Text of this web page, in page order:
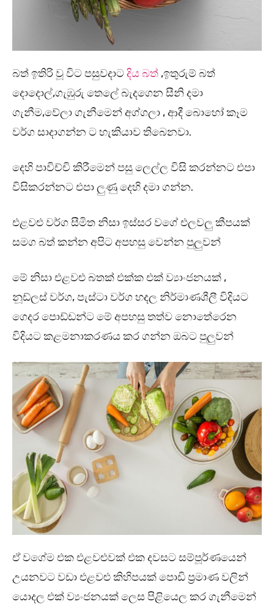
බත් ඉතිරි වූ විට පසුවදාටදිය බත් ,ඉතුරුම් බත්
දොදොල්,ගැඹුරු තෙලේ බැදගෙන සීනි දමා
ගැනීම,වේලා ගැනීමෙන් අග්ගලා , ආදී බොහෝ කෑම
වර්ග සාදාගන්න ට හැකියාව තිබෙනවා.
දෙහි පාවිච්චි කිරීමෙන් පසු ලෙල්ල විසි කරන්නට එපා
විසිකරන්නට එපා ලුණු දෙහි දමා ගන්න.
එළවළු වර්ග සීමිත නිසා ඉස්සර වගේ එලවලු කීපයක්
සමග බත් කන්න අපිට අපහසු වෙන්න පුලුවන්
මේ නිසා එළවළු බතක් එක්ක එක් ව්‍යාංජනයක් ,
නූඩ්ලස් වර්ග, පැස්ටා වර්ග හදල නිර්මාණශීලී විදියට
ගෙදර පොඩ්ඩන්ට මේ අපහසු තත්ව නොතේරෙන
විදියට කළමනාකරණය කර ගන්න ඔබට පුලුවන්
ඒ වගේම එක එළවළුවක් එක දවසට සම්පූර්ණයෙන්
උයනවට වඩා එළවළු කිහිපයක් පොඩි ප්‍රමාණ වලින්
යොදල එක් ව්‍යංජනයක් ලෙස පිළියෙල කර ගැනීමෙන්